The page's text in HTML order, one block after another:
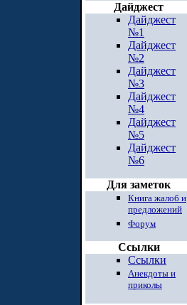
Дайджест
Дайджест
№1
Дайджест
№2
Дайджест
№3
Дайджест
№4
Дайджест
№5
Дайджест
№6
Для заметок
Книга жалоб и
предложений
Форум
Ссылки
Ссылки
Анекдоты и
приколы